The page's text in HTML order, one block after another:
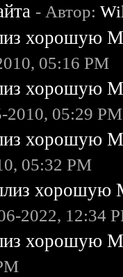
- Автор:
хорошую
05:16 PM
хорошую
2010, 05:29 PM
хорошую
05:32 PM
хорошую
2022, 12:34
хорошую